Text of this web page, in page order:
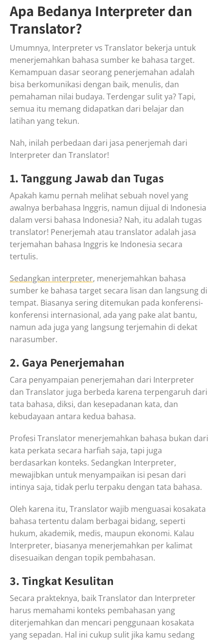
Apa Bedanya Interpreter dan
Translator?
Umumnya, Interpreter vs Translator bekerja untuk
menerjemahkan bahasa sumber ke bahasa target.
Kemampuan dasar seorang penerjemahan adalah
bisa berkomunikasi dengan baik, menulis, dan
pemahaman nilai budaya. Terdengar sulit ya? Tapi,
semua itu memang didapatkan dari belajar dan
latihan yang tekun.
Nah, inilah perbedaan dari jasa penerjemah dari
Interpreter dan Translator!
1. Tanggung Jawab dan Tugas
Apakah kamu pernah melihat sebuah novel yang
awalnya berbahasa Inggris, namun dijual di Indonesia
dalam versi bahasa Indonesia? Nah, itu adalah tugas
translator! Penerjemah atau translator adalah jasa
terjemahan bahasa Inggris ke Indonesia secara
tertulis.
Sedangkan interpreter, menerjemahkan bahasa
sumber ke bahasa target secara lisan dan langsung di
tempat. Biasanya sering ditemukan pada konferensi-
konferensi internasional, ada yang pake alat bantu,
namun ada juga yang langsung terjemahin di dekat
narasumber.
2. Gaya Penerjemahan
Cara penyampaian penerjemahan dari Interpreter
dan Translator juga berbeda karena terpengaruh dari
tata bahasa, diksi, dan kesepadanan kata, dan
kebudayaan antara kedua bahasa.
Profesi Translator menerjemahkan bahasa bukan dari
kata perkata secara harfiah saja, tapi juga
berdasarkan konteks. Sedangkan Interpreter,
mewajibkan untuk menyampaikan isi pesan dari
intinya saja, tidak perlu terpaku dengan tata bahasa.
Oleh karena itu, Translator wajib menguasai kosakata
bahasa tertentu dalam berbagai bidang, seperti
hukum, akademik, medis, maupun ekonomi. Kalau
Interpreter, biasanya menerjemahkan per kalimat
disesuaikan dengan topik pembahasan.
3. Tingkat Kesulitan
Secara prakteknya, baik Translator dan Interpreter
harus memahami konteks pembahasan yang
diterjemahkan dan mencari penggunaan kosakata
yang sepadan. Hal ini cukup sulit jika kamu sedang